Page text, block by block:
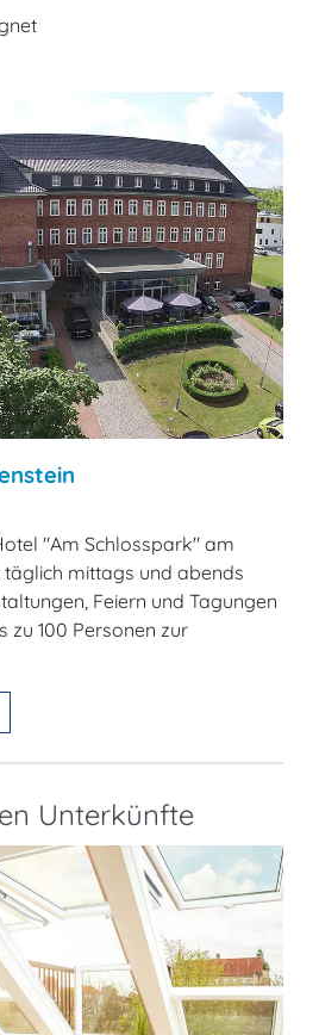
"Am Schlosspark" am
mittags und abends
Feiern und Tagungen
zu 100 Personen zur
Unterkünfte